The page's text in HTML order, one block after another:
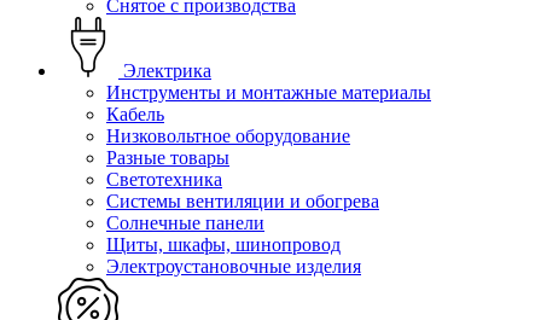
Снятое с производства
Электрика
Инструменты и монтажные материалы
Кабель
Низковольтное оборудование
Разные товары
Светотехника
Системы вентиляции и обогрева
Солнечные панели
Щиты, шкафы, шинопровод
Электроустановочные изделия